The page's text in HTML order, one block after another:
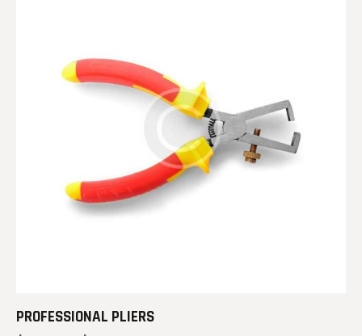
PROFESSIONAL PLIERS